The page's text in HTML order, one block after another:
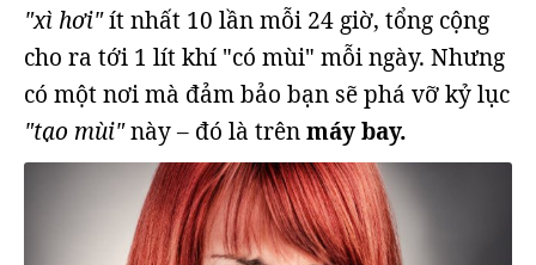
"xì hơi"ít nhất 10 lần mỗi 24 giờ, tổng cộng
cho ra tới 1 lít khí "có mùi" mỗi ngày. Nhưng
có một nơi mà đảm bảo bạn sẽ phá vỡ kỷ lục
"tạo mùi"này – đó là trênmáy bay.